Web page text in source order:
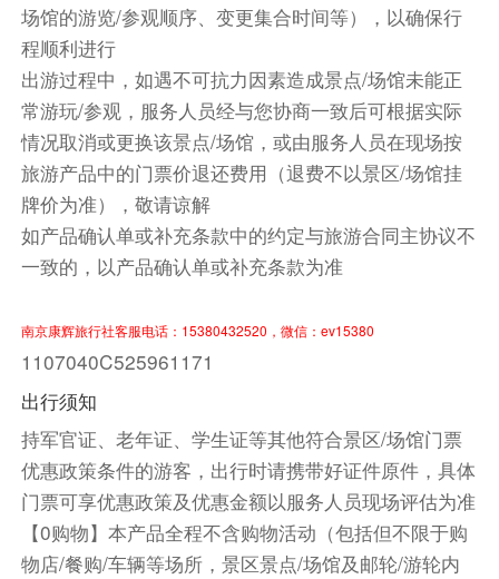
晚餐请自理
1、选择您的出行日期和出行人数后，系统默认提
供酒店供您选择入住，您也可以自行选择其他酒店
入住。
2、在点击【立即预订】后，页面将向下滑动并显
示系统默认的酒店。如果您想查看其他酒店选项，
请点击【更换酒店】，根据个人喜好选择合适的酒
店。确认选择后，即代表您最终选择的实际入住酒
店。
房间数量等信息。如果有任何不符之处，请及时联
系客服。
仰望南半球的浩瀚星空，观赏到梦幻的南十字星
餐饮
早餐：自理
中餐：自理
晚餐：自理
住宿
自选酒店(4钻及以上)
场馆的游览/参观顺序、变更集合时间等），以确保行
程顺利进行
出游过程中，如遇不可抗力因素造成景点/场馆未能正
常游玩/参观，服务人员经与您协商一致后可根据实际
情况取消或更换该景点/场馆，或由服务人员在现场按
旅游产品中的门票价退还费用（退费不以景区/场馆挂
牌价为准），敬请谅解
如产品确认单或补充条款中的约定与旅游合同主协议不
一致的，以产品确认单或补充条款为准
南京康辉旅行社客服电话：15380432520，微信：ev15380
1107040C525961171
出行须知
持军官证、老年证、学生证等其他符合景区/场馆门票
优惠政策条件的游客，出行时请携带好证件原件，具体
门票可享优惠政策及优惠金额以服务人员现场评估为准
【0购物】本产品全程不含购物活动（包括但不限于购
物店/餐购/车辆等场所，景区景点/场馆及邮轮/游轮内